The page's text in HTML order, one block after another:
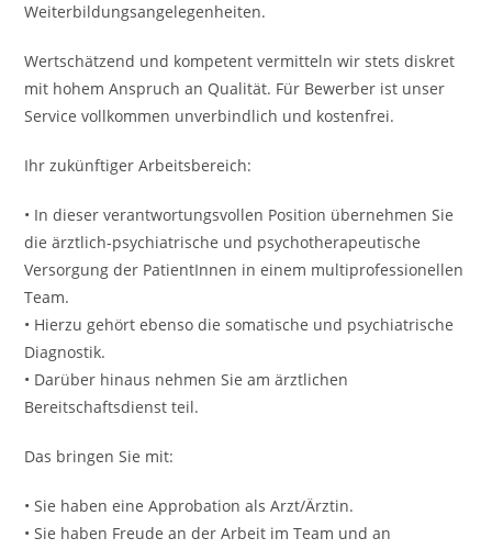
Weiterbildungsangelegenheiten.
Wertschätzend und kompetent vermitteln wir stets diskret
mit hohem Anspruch an Qualität. Für Bewerber ist unser
Service vollkommen unverbindlich und kostenfrei.
Ihr zukünftiger Arbeitsbereich:
• In dieser verantwortungsvollen Position übernehmen Sie
die ärztlich-psychiatrische und psychotherapeutische
Versorgung der PatientInnen in einem multiprofessionellen
Team.
• Hierzu gehört ebenso die somatische und psychiatrische
Diagnostik.
• Darüber hinaus nehmen Sie am ärztlichen
Bereitschaftsdienst teil.
Das bringen Sie mit:
• Sie haben eine Approbation als Arzt/Ärztin.
• Sie haben Freude an der Arbeit im Team und an